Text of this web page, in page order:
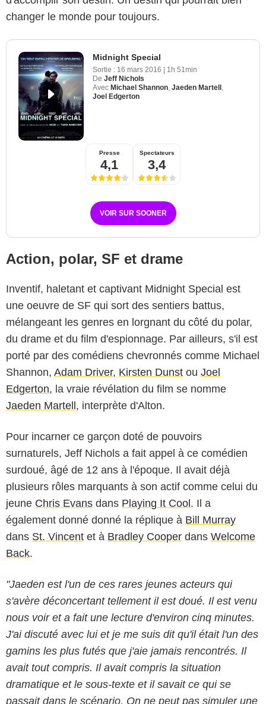
changer le monde pour toujours.
Midnight Special
Sortie : 16 mars 2016 | 1h 51min
De Jeff Nichols
Avec Michael Shannon Jaeden Martell
Joel Edgerton
Presse
4,1
Spectateurs
3,4
VOIR SUR SOONER
Action, polar, SF et drame
Inventif, haletant et captivant Midnight Special est
une oeuvre de SF qui sort des sentiers battus,
mélangeant les genres en lorgnant du côté du polar,
du drame et du film d'espionnage. Par ailleurs, s'il est
porté par des comédiens chevronnés comme Michael
Shannon, Adam Driver, Kirsten Dunst ou Joel
Edgerton, la vraie révélation du film se nomme
Jaeden Martell, interprète d'Alton.
Pour incarner ce garçon doté de pouvoirs
surnaturels, Jeff Nichols a fait appel à ce comédien
surdoué, âgé de 12 ans à l'époque. Il avait déjà
plusieurs rôles marquants à son actif comme celui du
jeune Chris Evans dans Playing It Cool. Il a
également donné donné la réplique à Bill Murray
dans St. Vincent et à Bradley Cooper dans Welcome
Back.
"Jaeden est l'un de ces rares jeunes acteurs qui
s'avère déconcertant tellement il est doué. Il est venu
nous voir et a fait une lecture d'environ cinq minutes.
J'ai discuté avec lui et je me suis dit qu'il était l'un des
gamins les plus futés que j'aie jamais rencontrés. Il
avait tout compris. Il avait compris la situation
dramatique et le sous-texte et il savait ce qui se
passait dans le scénario. On ne peut pas simuler une
Warner